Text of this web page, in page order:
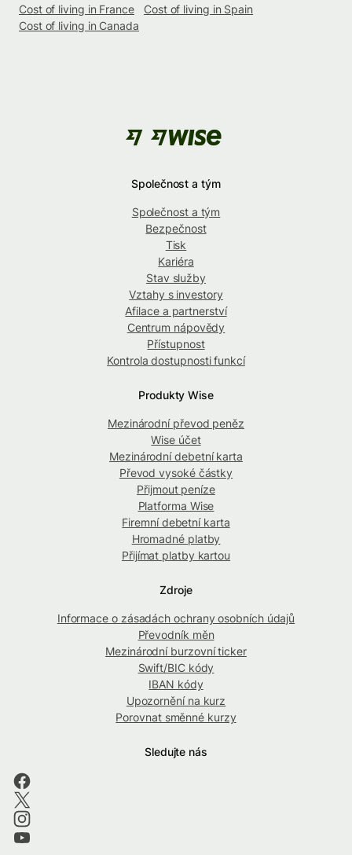
Cost of living in France
Cost of living in Spain
Cost of living in Canada
Společnost a tým
Společnost a tým
Bezpečnost
Tisk
Kariéra
Stav služby
Vztahy s investory
Afilace a partnerství
Centrum nápovědy
Přístupnost
Kontrola dostupnosti funkcí
Produkty Wise
Mezinárodní převod peněz
Wise účet
Mezinárodní debetní karta
Převod vysoké částky
Přijmout peníze
Platforma Wise
Firemní debetní karta
Hromadné platby
Přijímat platby kartou
Zdroje
Informace o zásadách ochrany osobních údajů
Převodník měn
Mezinárodní burzovní ticker
Swift/BIC kódy
IBAN kódy
Upozornění na kurz
Porovnat směnné kurzy
Sledujte nás